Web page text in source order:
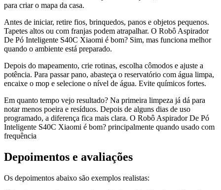
para criar o mapa da casa.
Antes de iniciar, retire fios, brinquedos, panos e objetos pequenos.
Tapetes altos ou com franjas podem atrapalhar. O Robô Aspirador
De Pó Inteligente S40C Xiaomi é bom? Sim, mas funciona melhor
quando o ambiente está preparado.
Depois do mapeamento, crie rotinas, escolha cômodos e ajuste a
potência. Para passar pano, abasteça o reservatório com água limpa,
encaixe o mop e selecione o nível de água. Evite químicos fortes.
Em quanto tempo vejo resultado? Na primeira limpeza já dá para
notar menos poeira e resíduos. Depois de alguns dias de uso
programado, a diferença fica mais clara. O Robô Aspirador De Pó
Inteligente S40C Xiaomi é bom? principalmente quando usado com
frequência
Depoimentos e avaliações
Os depoimentos abaixo são exemplos realistas: